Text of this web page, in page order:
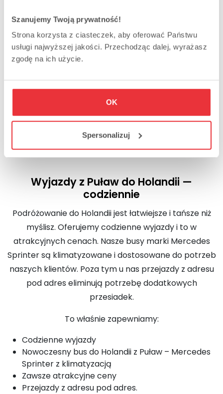
Szanujemy Twoją prywatność!
Strona korzysta z ciasteczek, aby oferować Państwu
usługi najwyższej jakości. Przechodząc dalej, wyrażasz
zgodę na ich użycie.
OK
Spersonalizuj
Tańsze przejazdy zkartą stałego
klienta
Komfortowe busy,
4,3/5 na podstawie 172 opinii.
Wyjazdy z Puław do Holandii —
codziennie
Podróżowanie do Holandii jest łatwiejsze i tańsze niż
myślisz. Oferujemy codzienne wyjazdy i to w
atrakcyjnych cenach. Nasze busy marki Mercedes
Sprinter są klimatyzowane i dostosowane do potrzeb
naszych klientów. Poza tym u nas przejazdy z adresu
pod adres eliminują potrzebę dodatkowych
przesiadek.
To właśnie zapewniamy:
Codzienne wyjazdy
Nowoczesny bus do Holandii z Puław – Mercedes
Sprinter z klimatyzacją
Zawsze atrakcyjne ceny
Przejazdy z adresu pod adres.